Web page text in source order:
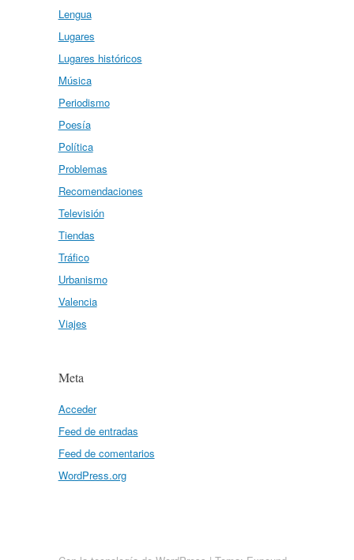
Lengua
Lugares
Lugares históricos
Música
Periodismo
Poesía
Política
Problemas
Recomendaciones
Televisión
Tiendas
Tráfico
Urbanismo
Valencia
Viajes
Meta
Acceder
Feed de entradas
Feed de comentarios
WordPress.org